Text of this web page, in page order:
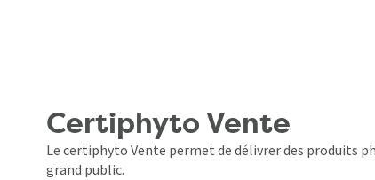
Certiphyto Vente
Le certiphyto Vente permet de délivrer des produits
grand public.